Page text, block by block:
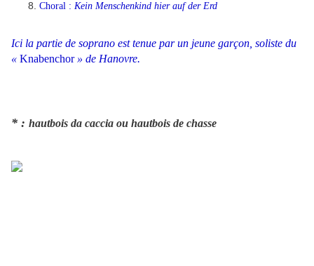
Choral : Kein Menschenkind hier auf der Erd
Ici la partie de soprano est tenue par un jeune garçon, soliste du
« Knabenchor » de Hanovre.
* : hautbois da caccia ou hautbois de chasse